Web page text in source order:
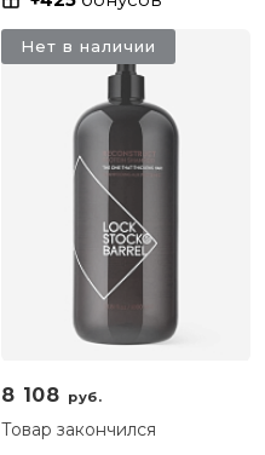
8 108 руб.
Товар закончился
Нет в наличии